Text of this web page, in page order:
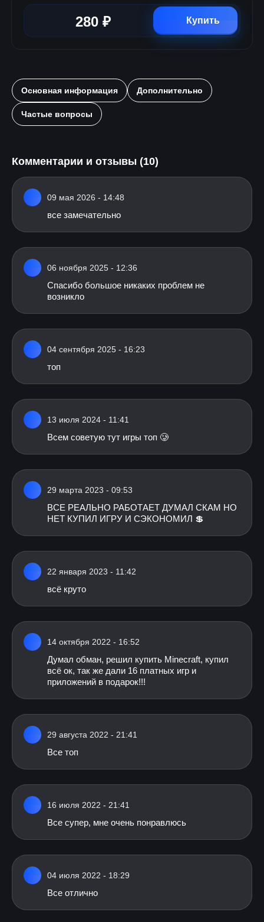
280 ₽ Купить
Основная информация Дополнительно
Частые вопросы
Комментарии и отзывы (10)
09 мая 2026 - 14:48
все замечательно
06 ноября 2025 - 12:36
Спасибо большое никаких проблем не
возникло
04 сентября 2025 - 16:23
топ
13 июля 2024 - 11:41
Всем советую тут игры топ 🥲
29 марта 2023 - 09:53
ВСЕ РЕАЛЬНО РАБОТАЕТ ДУМАЛ СКАМ НО
НЕТ КУПИЛ ИГРУ И СЭКОНОМИЛ 💲
22 января 2023 - 11:42
всё круто
14 октября 2022 - 16:52
Думал обман, решил купить Minecraft, купил
всё ок, так же дали 16 платных игр и
приложений в подарок!!!
29 августа 2022 - 21:41
Все топ
16 июля 2022 - 21:41
Все супер, мне очень понравлюсь
04 июля 2022 - 18:29
Все отлично